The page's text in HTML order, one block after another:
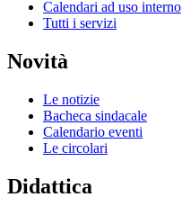
Calendari ad uso interno
Tutti i servizi
Novità
Le notizie
Bacheca sindacale
Calendario eventi
Le circolari
Didattica